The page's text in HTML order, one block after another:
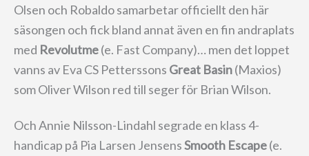
Olsen och Robaldo samarbetar officiellt den här
säsongen och fick bland annat även en fin andraplats
med Revolutme(e. Fast Company)… men det loppet
vanns av Eva CS Petterssons Great Basin(Maxios)
som Oliver Wilson red till seger för Brian Wilson.
Och Annie Nilsson-Lindahl segrade en klass 4-
handicap på Pia Larsen JensensSmooth Escape(e.